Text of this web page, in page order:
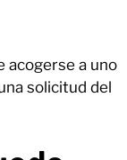
acogerse a uno
solicitud del